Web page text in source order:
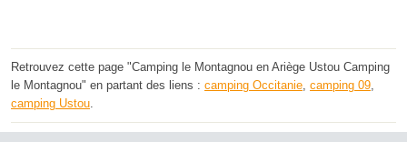
Retrouvez cette page "Camping le Montagnou en Ariège Ustou Camping
le Montagnou" en partant des liens : camping Occitanie camping 09
camping Ustou